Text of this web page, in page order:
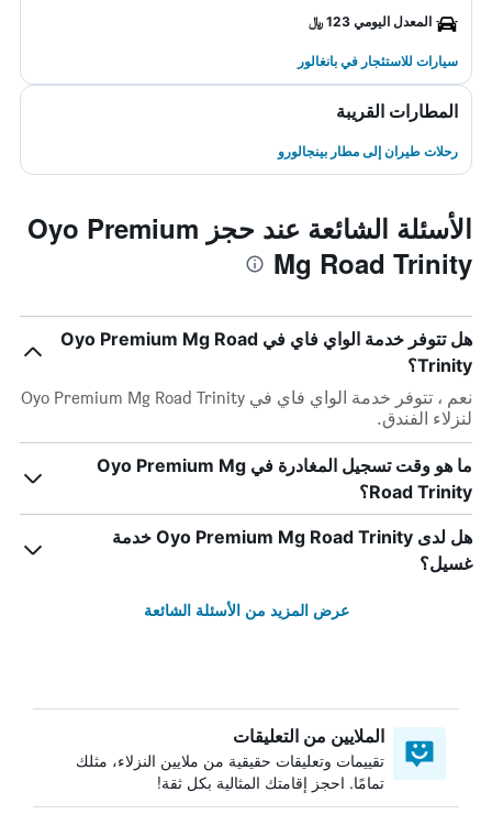
المعدل اليومي 123 ﷼
سيارات للاستئجار في بانغالور
المطارات القريبة
رحلات طيران إلى مطار بينجالورو
الأسئلة الشائعة عند حجز Oyo Premium
Mg Road Trinity
هل تتوفر خدمة الواي فاي في Oyo Premium Mg Road
Trinity؟
نعم ، تتوفر خدمة الواي فاي في Oyo Premium Mg Road Trinity
لنزلاء الفندق.
ما هو وقت تسجيل المغادرة في Oyo Premium Mg
Road Trinity؟
هل لدى Oyo Premium Mg Road Trinity خدمة
غسيل؟
عرض المزيد من الأسئلة الشائعة
الملايين من التعليقات
تقييمات وتعليقات حقيقية من ملايين النزلاء، مثلك
تمامًا. احجز إقامتك المثالية بكل ثقة!